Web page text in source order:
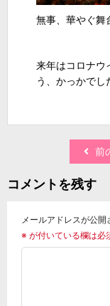
無事、華やぐ舞
来年はコロナウ
う、かっかでし
前
コメントを残す
メールアドレスが公開
※ が付いている欄は必